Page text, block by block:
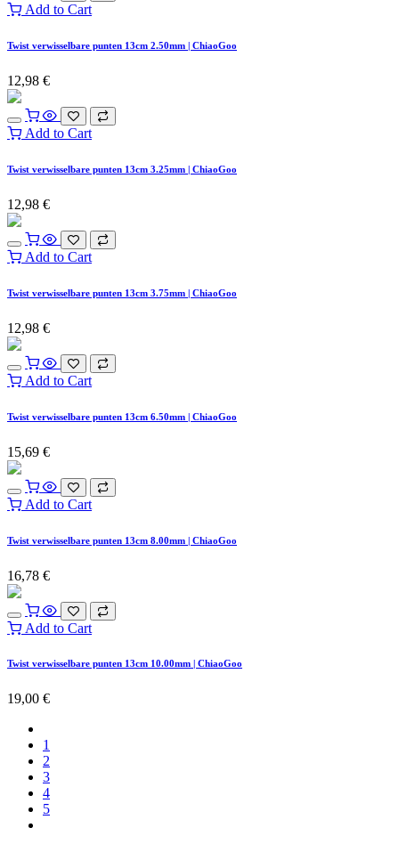
Add to Cart
Twist verwisselbare punten 13cm 2.50mm | ChiaoGoo
12,98 €
Add to Cart
Twist verwisselbare punten 13cm 3.25mm | ChiaoGoo
12,98 €
Add to Cart
Twist verwisselbare punten 13cm 3.75mm | ChiaoGoo
12,98 €
Add to Cart
Twist verwisselbare punten 13cm 6.50mm | ChiaoGoo
15,69 €
Add to Cart
Twist verwisselbare punten 13cm 8.00mm | ChiaoGoo
16,78 €
Add to Cart
Twist verwisselbare punten 13cm 10.00mm | ChiaoGoo
19,00 €
1
2
3
4
5